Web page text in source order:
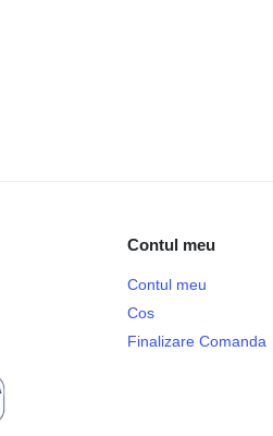
Contul meu
Contul meu
Cos
Finalizare Comanda